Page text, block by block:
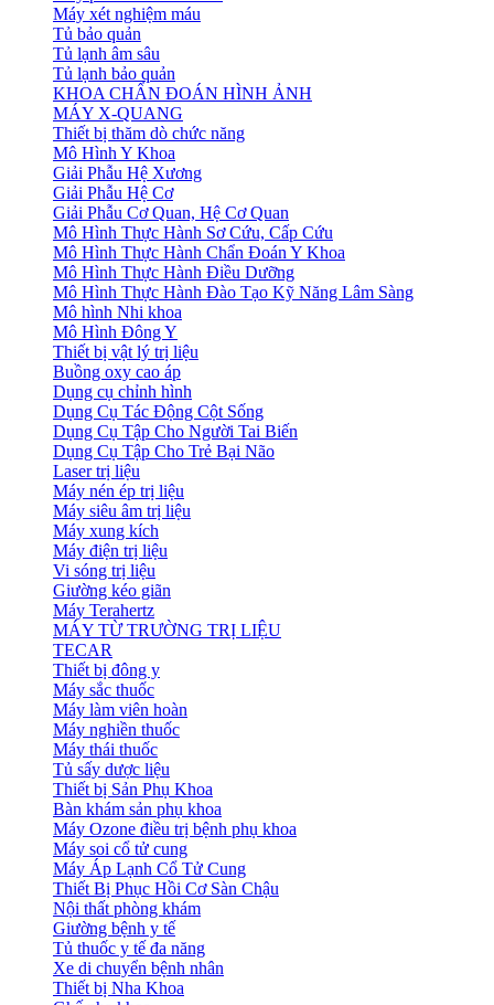
Máy xét nghiệm máu
Tủ bảo quản
Tủ lạnh âm sâu
Tủ lạnh bảo quản
KHOA CHẨN ĐOÁN HÌNH ẢNH
MÁY X-QUANG
Thiết bị thăm dò chức năng
Mô Hình Y Khoa
Giải Phẫu Hệ Xương
Giải Phẫu Hệ Cơ
Giải Phẫu Cơ Quan, Hệ Cơ Quan
Mô Hình Thực Hành Sơ Cứu, Cấp Cứu
Mô Hình Thực Hành Chẩn Đoán Y Khoa
Mô Hình Thực Hành Điều Dưỡng
Mô Hình Thực Hành Đào Tạo Kỹ Năng Lâm Sàng
Mô hình Nhi khoa
Mô Hình Đông Y
Thiết bị vật lý trị liệu
Buồng oxy cao áp
Dụng cụ chỉnh hình
Dụng Cụ Tác Động Cột Sống
Dụng Cụ Tập Cho Người Tai Biến
Dụng Cụ Tập Cho Trẻ Bại Não
Laser trị liệu
Máy nén ép trị liệu
Máy siêu âm trị liệu
Máy xung kích
Máy điện trị liệu
Vi sóng trị liệu
Giường kéo giãn
Máy Terahertz
MÁY TỪ TRƯỜNG TRỊ LIỆU
TECAR
Thiết bị đông y
Máy sắc thuốc
Máy làm viên hoàn
Máy nghiền thuốc
Máy thái thuốc
Tủ sấy dược liệu
Thiết bị Sản Phụ Khoa
Bàn khám sản phụ khoa
Máy Ozone điều trị bệnh phụ khoa
Máy soi cổ tử cung
Máy Áp Lạnh Cổ Tử Cung
Thiết Bị Phục Hồi Cơ Sàn Chậu
Nội thất phòng khám
Giường bệnh y tế
Tủ thuốc y tế đa năng
Xe di chuyển bệnh nhân
Thiết bị Nha Khoa